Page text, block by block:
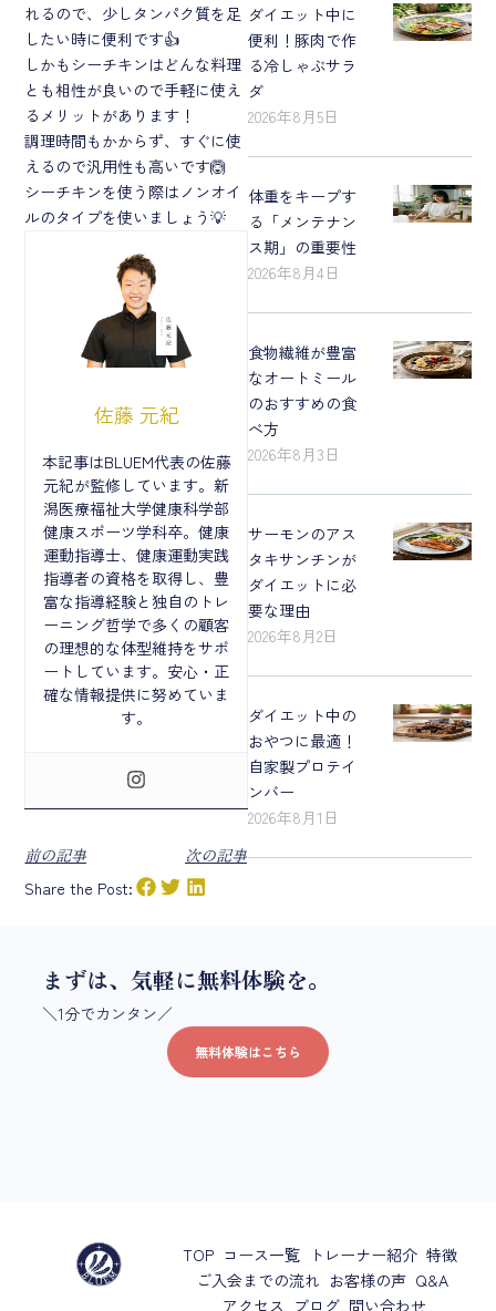
れるので、少しタンパク質を足
したい時に便利です👍
しかもシーチキンはどんな料理
とも相性が良いので手軽に使え
るメリットがあります！
調理時間もかからず、すぐに使
えるので汎用性も高いです🙆
シーチキンを使う際はノンオイ
ルのタイプを使いましょう💡
佐藤 元紀
本記事はBLUEM代表の佐藤
元紀が監修しています。新
潟医療福祉大学健康科学部
健康スポーツ学科卒。健康
運動指導士、健康運動実践
指導者の資格を取得し、豊
富な指導経験と独自のトレ
ーニング哲学で多くの顧客
の理想的な体型維持をサポ
ートしています。安心・正
確な情報提供に努めていま
す。
前の記事
次の記事
Share the Post:
ダイエット中に
便利！豚肉で作
る冷しゃぶサラ
ダ
2026年8月5日
体重をキープす
る「メンテナン
ス期」の重要性
2026年8月4日
食物繊維が豊富
なオートミール
のおすすめの食
べ方
2026年8月3日
サーモンのアス
タキサンチンが
ダイエットに必
要な理由
2026年8月2日
ダイエット中の
おやつに最適！
自家製プロテイ
ンバー
2026年8月1日
まずは、気軽に無料体験を。
＼1分でカンタン／
無料体験はこちら
TOP コース一覧 トレーナー紹介 特徴
ご入会までの流れ お客様の声 Q&A
アクセス ブログ 問い合わせ